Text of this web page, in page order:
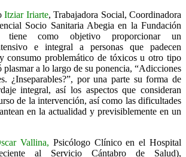
Itziar Iriarte, Trabajadora Social, Coordinadora
Socio Sanitaria Abegia en la Fundación
como objetivo proporcionar un
e integral a personas que padecen
consumo problemático de tóxicos u otro tipo
plasmar a lo largo de su ponencia, “Adicciones
¿Inseparables?”, por una parte su forma de
integral, así los aspectos que consideran
de la intervención, así como las dificultades
en la actualidad y previsiblemente en un
Vallina, Psicólogo Clínico en el Hospital
al Servicio Cántabro de Salud),